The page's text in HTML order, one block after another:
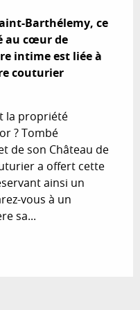
Barthélemy, ce
au cœur de
intime est liée à
couturier
la propriété
? Tombé
de son Château de
a offert cette
ainsi un
vous à un
sa...